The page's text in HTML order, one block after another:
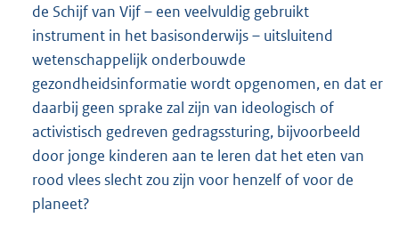
de Schijf van Vijf – een veelvuldig gebruikt
instrument in het basisonderwijs – uitsluitend
wetenschappelijk onderbouwde
gezondheidsinformatie wordt opgenomen, en dat er
daarbij geen sprake zal zijn van ideologisch of
activistisch gedreven gedragssturing, bijvoorbeeld
door jonge kinderen aan te leren dat het eten van
rood vlees slecht zou zijn voor henzelf of voor de
planeet?